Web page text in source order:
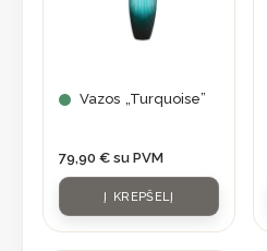
Vazos „Turquoise”
79,90 € su PVM
Į KREPŠELĮ